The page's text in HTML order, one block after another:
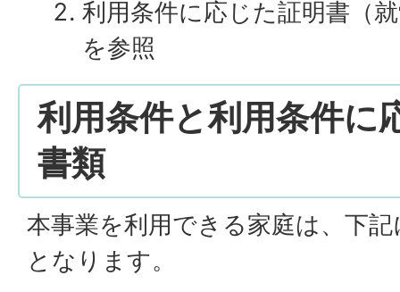
利用条件に応じた証明書（
を参照
利用条件と利用条件に
書類
本事業を利用できる家庭は、下
となります。